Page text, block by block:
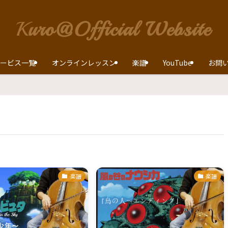
ビス一覧 オンラインレッスン 楽譜 YouTube お問
楽譜 楽譜